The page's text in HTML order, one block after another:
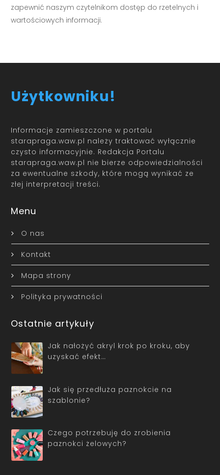
zapewnić naszym czytelnikom dostęp do rzetelnych i
wartościowych informacji.
Użytkowniku!
Informacje zamieszczone w portalu
starapraga.waw.pl należy traktować wyłącznie
czysto informacyjnie. Redakcja Portalu
starapraga.waw.pl nie bierze odpowiedzialności
za ewentualne szkody, które mogą wynikać ze
złej interpretacji treści.
Menu
O nas
Kontakt
Mapa strony
Polityka prywatności
Ostatnie artykuły
Jak nałożyć akryl krok po kroku, aby
uzyskać efekt…
Jak się przedłuża paznokcie na
szablonie?
Czego potrzebuję do zrobienia
paznokci żelowych?